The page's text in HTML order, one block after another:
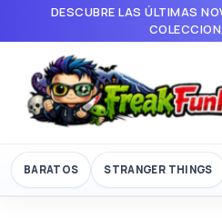
DESCUBRE LAS ÚLTIMAS
BARATOS STRANGER THINGS